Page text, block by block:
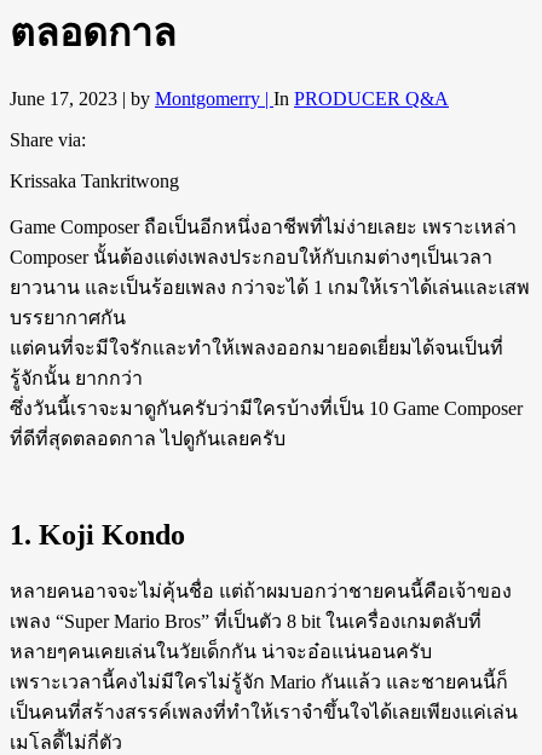
ตลอดกาล
June 17, 2023 | by Montgomerry | In PRODUCER Q&A
Share via:
Krissaka Tankritwong
Game Composer ถือเป็นอีกหนึ่งอาชีพที่ไม่ง่ายเลยะ เพราะเหล่า
Composer นั้นต้องแต่งเพลงประกอบให้กับเกมต่างๆเป็นเวลา
ยาวนาน และเป็นร้อยเพลง กว่าจะได้ 1 เกมให้เราได้เล่นและเสพ
บรรยากาศกัน
แต่คนที่จะมีใจรักและทำให้เพลงออกมายอดเยี่ยมได้จนเป็นที่
รู้จักนั้น ยากกว่า
ซึ่งวันนี้เราจะมาดูกันครับว่ามีใครบ้างที่เป็น 10 Game Composer
ที่ดีที่สุดตลอดกาล ไปดูกันเลยครับ
1. Koji Kondo
หลายคนอาจจะไม่คุ้นชื่อ แต่ถ้าผมบอกว่าชายคนนี้คือเจ้าของ
เพลง “Super Mario Bros” ที่เป็นตัว 8 bit ในเครื่องเกมตลับที่
หลายๆคนเคยเล่นในวัยเด็กกัน น่าจะอ๋อแน่นอนครับ
เพราะเวลานี้คงไม่มีใครไม่รู้จัก Mario กันแล้ว และชายคนนี้ก็
เป็นคนที่สร้างสรรค์เพลงที่ทำให้เราจำขึ้นใจได้เลยเพียงแค่เล่น
เมโลดี้ไม่กี่ตัว